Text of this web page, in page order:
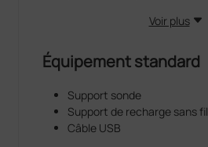
Voir plus
Équipement standard
Support sonde
Support de recharge sans fil
Câble USB